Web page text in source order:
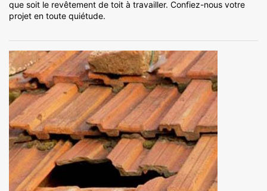
que soit le revêtement de toit à travailler. Confiez-nous votre
projet en toute quiétude.